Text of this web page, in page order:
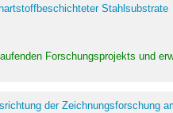
Stahlsubstrate
Forschungsprojekts und
der Zeichnungsforschung